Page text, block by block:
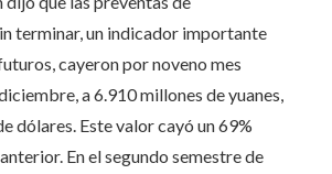
terminar, un indicador importante
cayeron por noveno mes
a 6.910 millones de yuanes,
dólares. Este valor cayó un 69%
En el segundo semestre de